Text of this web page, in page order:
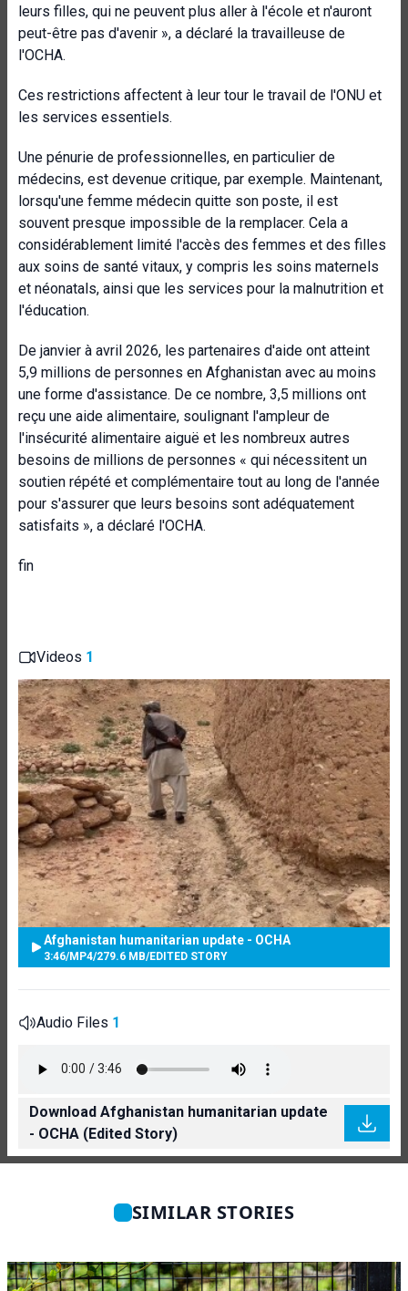
leurs filles, qui ne peuvent plus aller à l'école et n'auront
peut-être pas d'avenir », a déclaré la travailleuse de
l'OCHA.
Ces restrictions affectent à leur tour le travail de l'ONU et
les services essentiels.
Une pénurie de professionnelles, en particulier de
médecins, est devenue critique, par exemple. Maintenant,
lorsqu'une femme médecin quitte son poste, il est
souvent presque impossible de la remplacer. Cela a
considérablement limité l'accès des femmes et des filles
aux soins de santé vitaux, y compris les soins maternels
et néonatals, ainsi que les services pour la malnutrition et
l'éducation.
De janvier à avril 2026, les partenaires d'aide ont atteint
5,9 millions de personnes en Afghanistan avec au moins
une forme d'assistance. De ce nombre, 3,5 millions ont
reçu une aide alimentaire, soulignant l'ampleur de
l'insécurité alimentaire aiguë et les nombreux autres
besoins de millions de personnes « qui nécessitent un
soutien répété et complémentaire tout au long de l'année
pour s'assurer que leurs besoins sont adéquatement
satisfaits », a déclaré l'OCHA.
fin
Videos 1
Afghanistan humanitarian update - OCHA
3:46/MP4/279.6 MB/EDITED STORY
Audio Files 1
Download Afghanistan humanitarian update
- OCHA (Edited Story)
SIMILAR STORIES